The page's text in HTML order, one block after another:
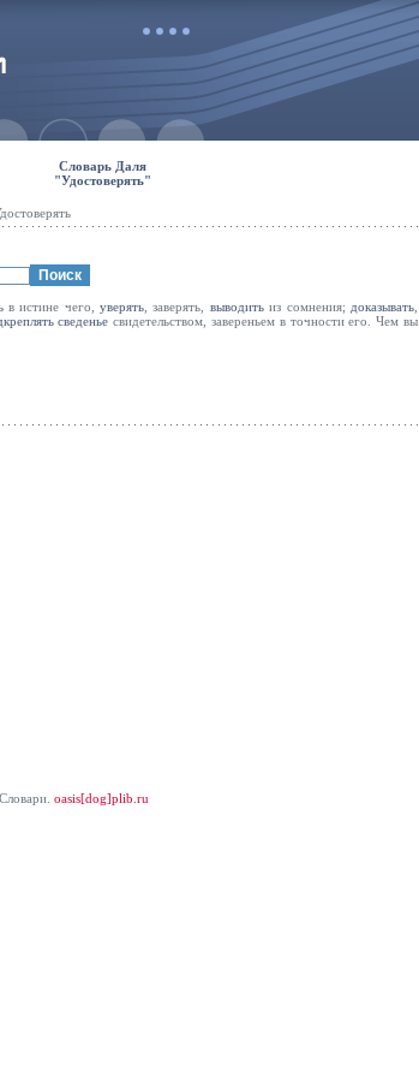
Словарь Даля
"Удостоверять"
в истине чего,уверять , заверять, выводитьиз сомнения; доказывать
сведенье свидетельством, завереньем в точности его. Чем вы
oasis[dog]plib.ru